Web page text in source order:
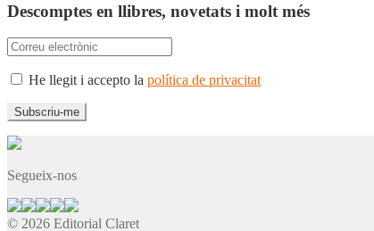
Descomptes en llibres, novetats i molt més
He llegit i accepto la política de privacitat
Segueix-nos
© 2026 Editorial Claret